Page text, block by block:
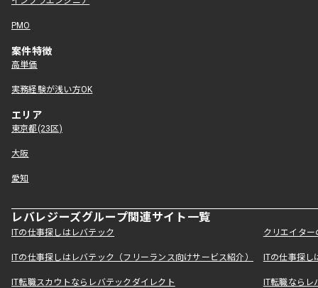
PMO
案件特徴
高単価
実務経験が浅い方OK
エリア
東京都(23区)
大阪
愛知
レバレジーズグループ関連サイト一覧
ITの仕事探しはレバテック クリエイタ
ITの仕事探しはレバテック（フリーランス向けサービス紹介） ITの仕事探
IT転職スカウトならレバテックダイレクト IT転職なら